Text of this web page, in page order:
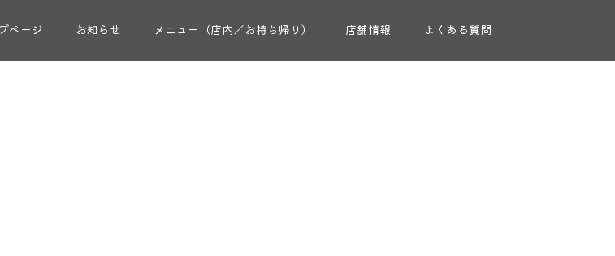
ページ お知らせ メニュー（店内／お持ち帰り） 店舗情報 よくある質問